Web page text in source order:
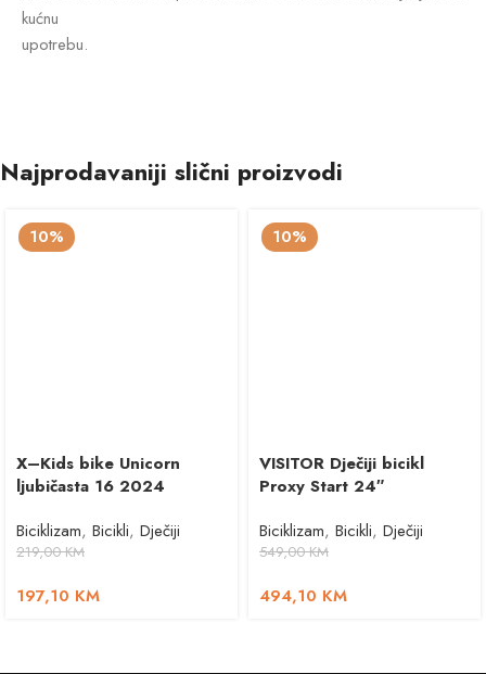
kućnu
upotrebu.
Najprodavaniji slični proizvodi
10%
X–Kids bike Unicorn
ljubičasta 16 2024
Biciklizam, Bicikli, Dječiji
219,00KM
197,10 KM
10%
VISITOR Dječiji bicikl
Proxy Start 24″
Biciklizam, Bicikli, Dječiji
549,00KM
494,10 KM